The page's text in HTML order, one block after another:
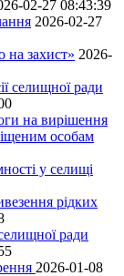
02-27 08:43:39
2026-02-27
захист» 2026-
селищної ради
на вирішення
особам
у селищі
рідких
ради
2026-01-08